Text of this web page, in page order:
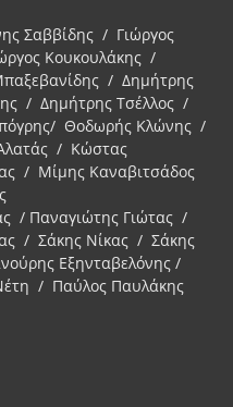
Σαββίδης / Γιώργος
Κουκουλάκης /
/ Δημήτρης
/ Δημήτρης Τσέλλος /
Θοδωρής Κλώνης /
/ Κώστας
/ Μίμης Καναβιτσάδος
/ Παναγιώτης Γιώτας /
/ Σάκης Νίκας / Σάκης
Εξηνταβελόνης /
/ Παύλος Παυλάκης